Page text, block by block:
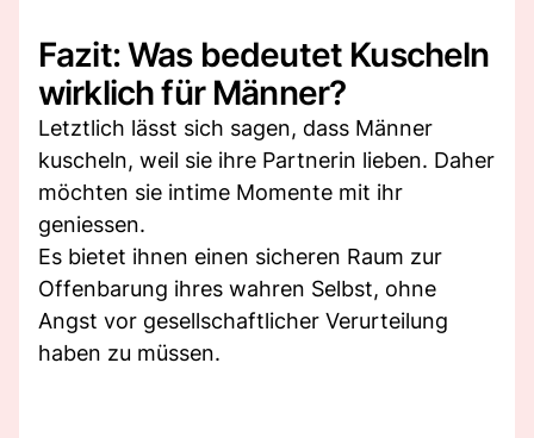
Fazit: Was bedeutet Kuscheln
wirklich für Männer?
Letztlich lässt sich sagen, dass Männer
kuscheln, weil sie ihre Partnerin lieben. Daher
möchten sie intime Momente mit ihr
geniessen.
Es bietet ihnen einen sicheren Raum zur
Offenbarung ihres wahren Selbst, ohne
Angst vor gesellschaftlicher Verurteilung
haben zu müssen.